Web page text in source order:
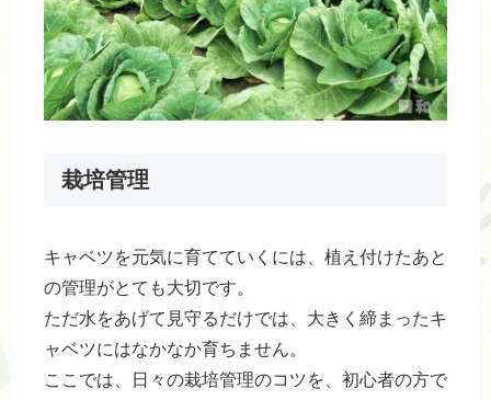
栽培管理
キャベツを元気に育てていくには、植え付けたあと
の管理がとても大切です。
ただ水をあげて見守るだけでは、大きく締まったキ
ャベツにはなかなか育ちません。
ここでは、日々の栽培管理のコツを、初心者の方で